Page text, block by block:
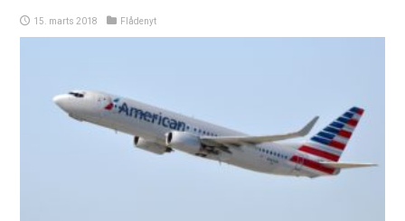
15. marts 2018 Flådenyt